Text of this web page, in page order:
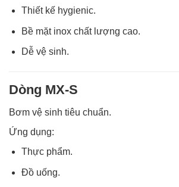
Thiết kế hygienic.
Bề mặt inox chất lượng cao.
Dễ vệ sinh.
Dòng MX-S
Bơm vệ sinh tiêu chuẩn.
Ứng dụng:
Thực phẩm.
Đồ uống.